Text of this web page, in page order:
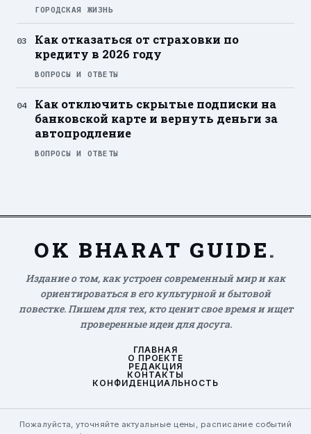
ГОРОДСКАЯ ЖИЗНЬ
Как отказаться от страховки по
кредиту в 2026 году
ВОПРОСЫ И ОТВЕТЫ
Как отключить скрытые подписки на
банковской карте и вернуть деньги за
автопродление
ВОПРОСЫ И ОТВЕТЫ
OK BHARAT GUIDE.
Издание о том, как устроен современный мир и как
ориентироваться в его культурной и бытовой
повестке. Пишем для тех, кто ценит свое время и ищет
проверенные идеи для досуга.
ГЛАВНАЯ
О ПРОЕКТЕ
РЕДАКЦИЯ
КОНТАКТЫ
КОНФИДЕНЦИАЛЬНОСТЬ
Пожалуйста, уточняйте актуальные цены, расписание событий